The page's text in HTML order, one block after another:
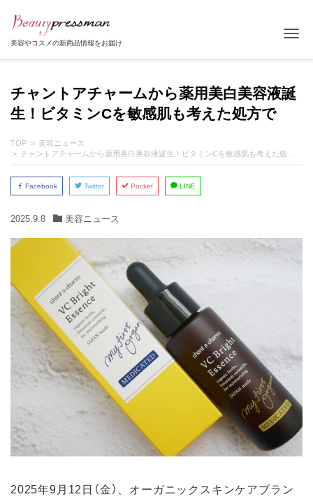
美容やコスメの新商品情報をお届け
チャントアチャームから薬用美白美容液誕
生！ビタミンCを敏感肌も考えた処方で
TOP
美容ニュース
チャントアチャームから薬用美白美容液誕生！ビタミンCを敏感肌も考えた処方で
Facebook Twitter Pocket LINE
2025.9.8 美容ニュース
2025年9月12日（金）、オーガニックスキンケアブラン